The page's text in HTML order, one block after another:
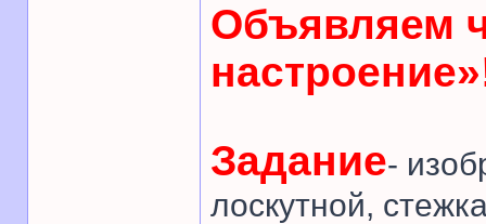
Объявляем
Задание-
лоскутной,